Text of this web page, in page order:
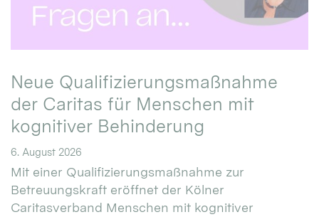
Neue Qualifizierungsmaßnahme
der Caritas für Menschen mit
kognitiver Behinderung
6. August 2026
Mit einer Qualifizierungsmaßnahme zur
Betreuungskraft eröffnet der Kölner
Caritasverband Menschen mit kognitiver